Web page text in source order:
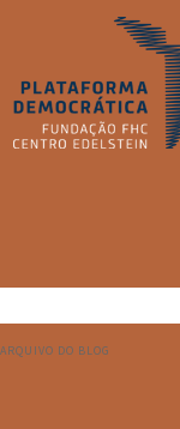
ARQUIVO DO BLOG